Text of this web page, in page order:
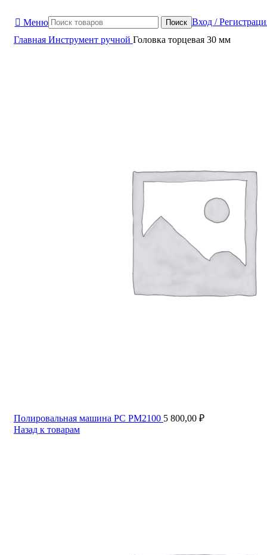
Меню Поиск Вход /
Главная Инструмент ручной Головка торцевая 30 мм
Полировальная машина РС РМ2100 5 800,00 ₽
Назад к товарам